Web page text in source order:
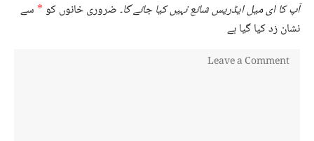
آپ کا ای میل ایڈریس شائع نہیں کیا جائے گا۔ضروری خانوں کو* سے
نشان زد کیا گیا ہے